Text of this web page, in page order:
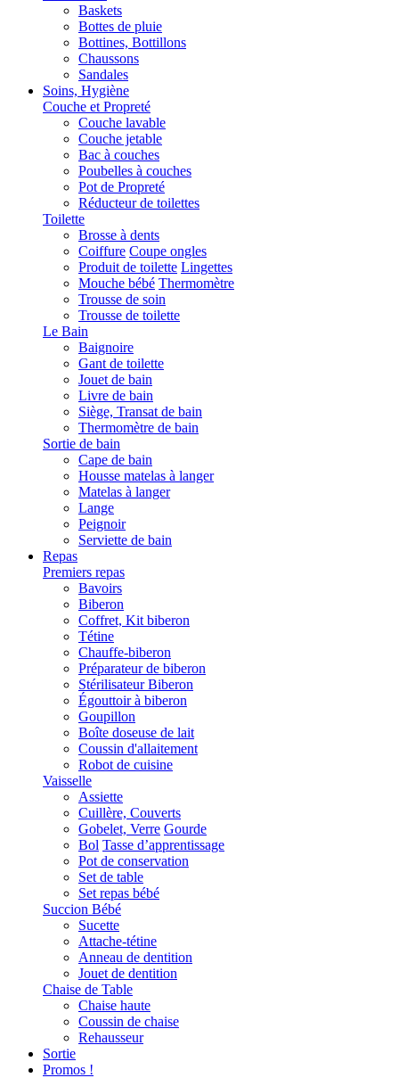
Baskets
Bottes de pluie
Bottines, Bottillons
Chaussons
Sandales
Soins, Hygiène
Couche et Propreté
Couche lavable
Couche jetable
Bac à couches
Poubelles à couches
Pot de Propreté
Réducteur de toilettes
Toilette
Brosse à dents
Coiffure Coupe ongles
Produit de toilette Lingettes
Mouche bébé Thermomètre
Trousse de soin
Trousse de toilette
Le Bain
Baignoire
Gant de toilette
Jouet de bain
Livre de bain
Siège, Transat de bain
Thermomètre de bain
Sortie de bain
Cape de bain
Housse matelas à langer
Matelas à langer
Lange
Peignoir
Serviette de bain
Repas
Premiers repas
Bavoirs
Biberon
Coffret, Kit biberon
Tétine
Chauffe-biberon
Préparateur de biberon
Stérilisateur Biberon
Égouttoir à biberon
Goupillon
Boîte doseuse de lait
Coussin d'allaitement
Robot de cuisine
Vaisselle
Assiette
Cuillère, Couverts
Gobelet, Verre Gourde
Bol Tasse d’apprentissage
Pot de conservation
Set de table
Set repas bébé
Succion Bébé
Sucette
Attache-tétine
Anneau de dentition
Jouet de dentition
Chaise de Table
Chaise haute
Coussin de chaise
Rehausseur
Sortie
Promos !